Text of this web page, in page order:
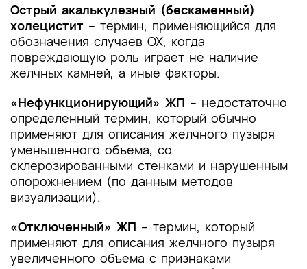
Острый акалькулезный (бескаменный)
холецистит – термин, применяющийся для
обозначения случаев ОХ, когда
повреждающую роль играет не наличие
желчных камней, а иные факторы.
«Нефункционирующий» ЖП – недостаточно
определенный термин, который обычно
применяют для описания желчного пузыря
уменьшенного объема, со
склерозированными стенками и нарушенным
опорожнением (по данным методов
визуализации).
«Отключенный» ЖП – термин, который
применяют для описания желчного пузыря
увеличенного объема с признаками